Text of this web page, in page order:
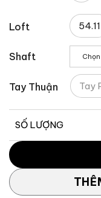
Loft 54.11
Shaft
Tay Thuận Tay
SỐ LƯỢNG
Gậy Golf Kỹ Thuật